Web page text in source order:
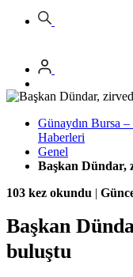
Günaydın Bursa
Haberleri
Genel
Başkan Dündar,
103 kez okundu |
Başkan
buluştu